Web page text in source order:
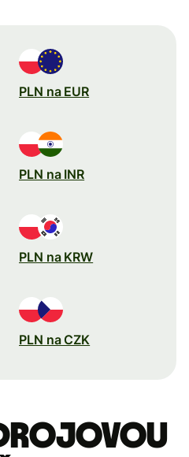
PLN na EUR
PLN na INR
PLN na KRW
PLN na CZK